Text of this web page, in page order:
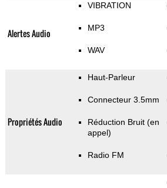
Alertes Audio
VIBRATION
MP3
WAV
Propriétés Audio
Haut-Parleur
Connecteur 3.5mm
Réduction Bruit (en
appel)
Radio FM